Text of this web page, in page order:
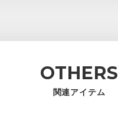
OTHERS
関連アイテム